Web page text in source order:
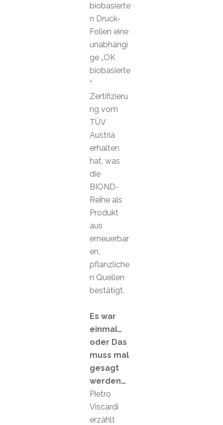
biobasierte
n Druck-
Folien eine
unabhängi
ge „OK
biobasierte
“
Zertifizieru
ng vom
TÜV
Austria
erhalten
hat, was
die
BIOND-
Reihe als
Produkt
aus
erneuerbar
en,
pflanzliche
n Quellen
bestätigt.
Es war
einmal…
oder Das
muss mal
gesagt
werden…
Pietro
Viscardi
erzählt